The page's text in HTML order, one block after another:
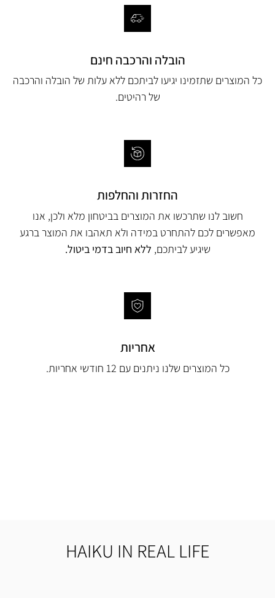
הובלה והרכבה חינם
כל המוצרים שתזמינו יגיעו לביתכם ללא עלות של הובלה והרכבה
של רהיטים.
החזרות והחלפות
חשוב לנו שתרכשו את המוצרים בביטחון מלא ולכן, אנו
מאפשרים לכם להתחרט במידה ולא תאהבו את המוצר ברגע
שיגיע לביתכם, ללא חיוב בדמי ביטול.
אחריות
כל המוצרים שלנו ניתנים עם 12 חודשי אחריות.
HAIKU IN REAL LIFE